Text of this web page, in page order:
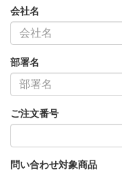
会社名
部署名
ご注文番号
問い合わせ対象商品